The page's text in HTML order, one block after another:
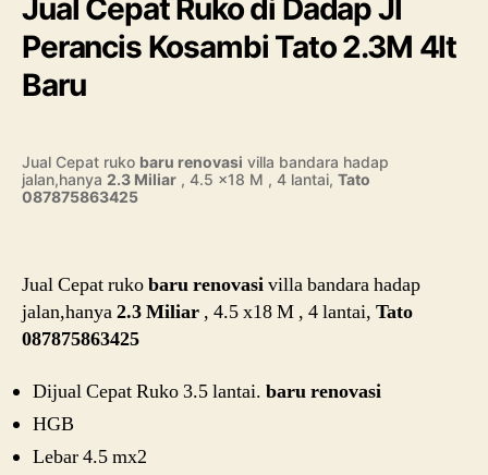
Jual Cepat Ruko di Dadap Jl
Perancis Kosambi Tato 2.3M 4lt
Baru
Jual Cepat ruko baru renovasi villa bandara hadap
jalan,hanya 2.3 Miliar , 4.5 x18 M , 4 lantai, Tato
087875863425
Jual Cepat rukobaru renovasivilla bandara hadap
jalan,hanya2.3 Miliar , 4.5 x18 M , 4 lantai, Tato
087875863425
Dijual Cepat Ruko 3.5 lantai. baru renovasi
HGB
Lebar 4.5 mx2